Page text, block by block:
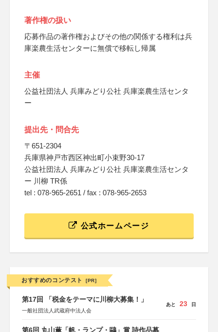
著作権の扱い
応募作品の著作権およびその他の関係する権利は兵
庫楽農生活センターに無償で移転し帰属
主催
公益社団法人 兵庫みどり公社 兵庫楽農生活センタ
ー
提出先・問合先
〒651-2304
兵庫県神戸市西区神出町小束野30-17
公益社団法人 兵庫みどり公社 兵庫楽農生活センタ
ー 川柳 TR係
tel : 078-965-2651 / fax : 078-965-2653
公式ホームページ
おすすめのコンテスト [PR]
第17回 「税金をテーマに川柳大募集！」
一般社団法人武蔵府中法人会
あと 23 日
第6回 丸山薫「帆・ランプ・鷗」賞 詩作品募